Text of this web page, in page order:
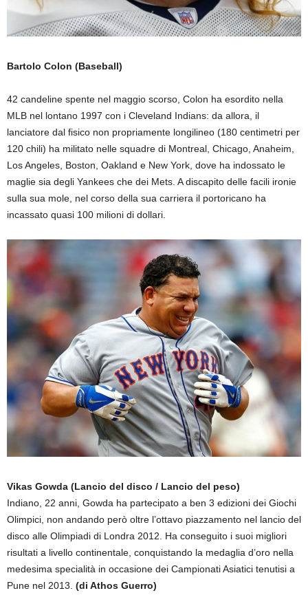
Bartolo Colon (Baseball)
42 candeline spente nel maggio scorso, Colon ha esordito nella
MLB nel lontano 1997 con i Cleveland Indians: da allora, il
lanciatore dal fisico non propriamente longilineo (180 centimetri per
120 chili) ha militato nelle squadre di Montreal, Chicago, Anaheim,
Los Angeles, Boston, Oakland e New York, dove ha indossato le
maglie sia degli Yankees che dei Mets. A discapito delle facili ironie
sulla sua mole, nel corso della sua carriera il portoricano ha
incassato quasi 100 milioni di dollari.
Vikas Gowda (Lancio del disco / Lancio del peso)
Indiano, 22 anni, Gowda ha partecipato a ben 3 edizioni dei Giochi
Olimpici, non andando però oltre l’ottavo piazzamento nel lancio del
disco alle Olimpiadi di Londra 2012. Ha conseguito i suoi migliori
risultati a livello continentale, conquistando la medaglia d’oro nella
medesima specialità in occasione dei Campionati Asiatici tenutisi a
Pune nel 2013. (di Athos Guerro)